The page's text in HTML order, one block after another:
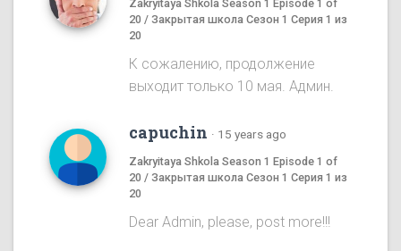
Zakryitaya Shkola Season 1 Episode 1 of
20 / Закрытая школа Сезон 1 Серия 1 из
20
К сожалению, продолжение
выходит только 10 мая. Админ.
capuchin · 15 years ago
Zakryitaya Shkola Season 1 Episode 1 of
20 / Закрытая школа Сезон 1 Серия 1 из
20
Dear Admin, please, post more!!!